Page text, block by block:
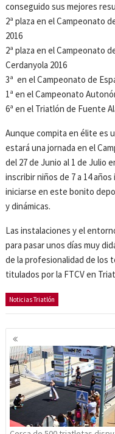
conseguido sus mejores
2ª plaza en el Campeonato
2016
2ª plaza en el Campeonato
Cerdanyola 2016
3ª en el Campeonato de
1ª en el Campeonato
6ª en el Triatlón de Fuente
Aunque compita en élite es
estará una jornada en el
del 27 de Junio al 1 de Julio
inscribir niños de 7 a 14
iniciarse en este bonito
y dinámicas.
Las instalaciones y el
para pasar unos días muy
de la profesionalidad de los
titulados por la FTCV en
Noticias Triatlón
Navegación
de
entradas